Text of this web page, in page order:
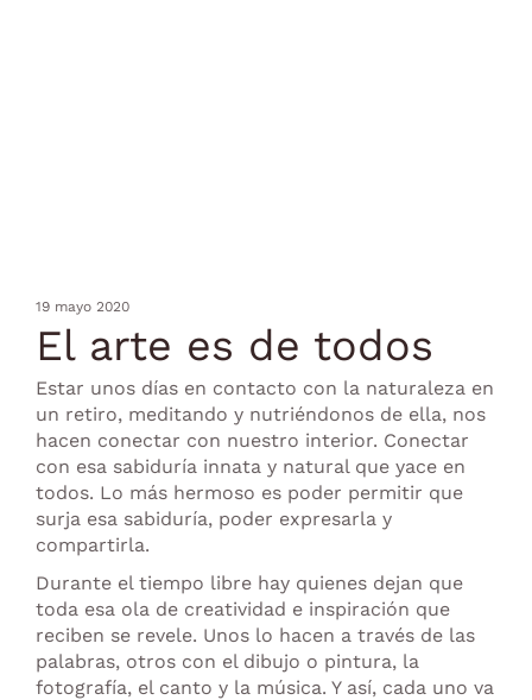
19 mayo 2020
El arte es de todos
Estar unos días en contacto con la naturaleza en
un retiro, meditando y nutriéndonos de ella, nos
hacen conectar con nuestro interior. Conectar
con esa sabiduría innata y natural que yace en
todos. Lo más hermoso es poder permitir que
surja esa sabiduría, poder expresarla y
compartirla.
Durante el tiempo libre hay quienes dejan que
toda esa ola de creatividad e inspiración que
reciben se revele. Unos lo hacen a través de las
palabras, otros con el dibujo o pintura, la
fotografía, el canto y la música. Y así, cada uno va